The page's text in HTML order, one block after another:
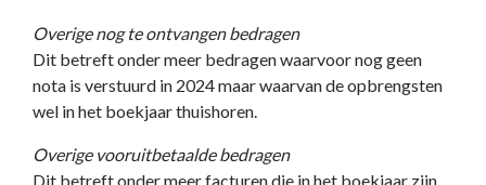
Overige nog te ontvangen bedragen
Dit betreft onder meer bedragen waarvoor nog geen
nota is verstuurd in 2024 maar waarvan de opbrengsten
wel in het boekjaar thuishoren.
Overige vooruitbetaalde bedragen
Dit betreft onder meer facturen die in het boekjaar zijn